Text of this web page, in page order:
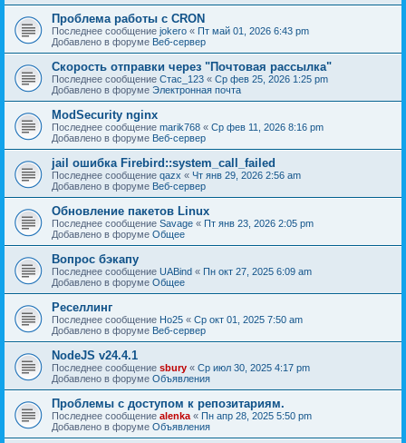
Проблема работы с CRON
Последнее сообщение jokero « Пт май 01, 2026 6:43 pm
Добавлено в форуме Веб-сервер
Скорость отправки через "Почтовая рассылка"
Последнее сообщение Стас_123 « Ср фев 25, 2026 1:25 pm
Добавлено в форуме Электронная почта
ModSecurity nginx
Последнее сообщение marik768 « Ср фев 11, 2026 8:16 pm
Добавлено в форуме Веб-сервер
jail ошибка Firebird::system_call_failed
Последнее сообщение qazx « Чт янв 29, 2026 2:56 am
Добавлено в форуме Веб-сервер
Обновление пакетов Linux
Последнее сообщение Savage « Пт янв 23, 2026 2:05 pm
Добавлено в форуме Общее
Вопрос бэкапу
Последнее сообщение UABind « Пн окт 27, 2025 6:09 am
Добавлено в форуме Общее
Реселлинг
Последнее сообщение Ho25 « Ср окт 01, 2025 7:50 am
Добавлено в форуме Веб-сервер
NodeJS v24.4.1
Последнее сообщение sbury « Ср июл 30, 2025 4:17 pm
Добавлено в форуме Объявления
Проблемы с доступом к репозитариям.
Последнее сообщение alenka « Пн апр 28, 2025 5:50 pm
Добавлено в форуме Объявления